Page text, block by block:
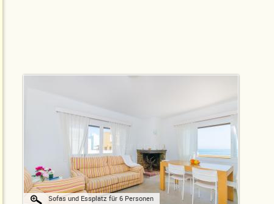
Sofas und Essplatz für 6 Personen